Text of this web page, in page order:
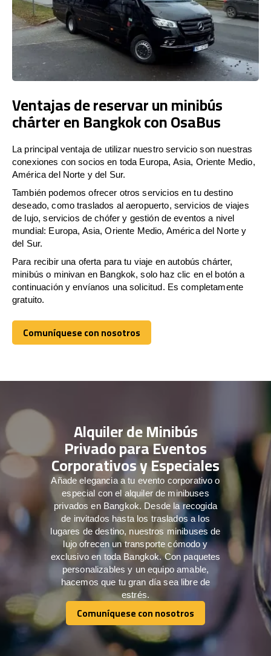
Ventajas de reservar un minibús
chárter en Bangkok con OsaBus
La principal ventaja de utilizar nuestro servicio son nuestras
conexiones con socios en toda Europa, Asia, Oriente Medio,
América del Norte y del Sur.
También podemos ofrecer otros servicios en tu destino
deseado, como traslados al aeropuerto, servicios de viajes
de lujo, servicios de chófer y gestión de eventos a nivel
mundial: Europa, Asia, Oriente Medio, América del Norte y
del Sur.
Para recibir una oferta para tu viaje en autobús chárter,
minibús o minivan en Bangkok, solo haz clic en el botón a
continuación y envíanos una solicitud. Es completamente
gratuito.
Comuníquese con nosotros
Comuníquese con nosotros
Alquiler de Minibús
Privado para Eventos
Corporativos y Especiales
Añade elegancia a tu evento corporativo o
especial con el alquiler de minibuses
privados en Bangkok. Desde la recogida
de invitados hasta los traslados a los
lugares de destino, nuestros minibuses de
lujo ofrecen un transporte cómodo y
exclusivo en toda Bangkok. Con paquetes
personalizables y un equipo amable,
hacemos que tu gran día sea libre de
estrés.
Comuníquese con nosotros
Comuníquese con nosotros